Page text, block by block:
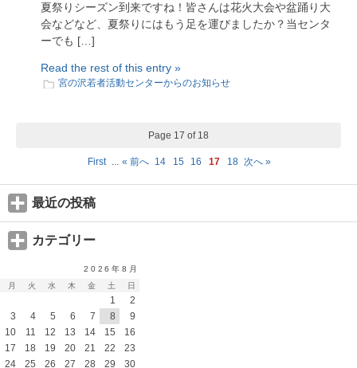
夏祭りシーズン到来ですね！皆さんは花火大会や盆踊り大
会などなど、夏祭りにはもう足を運びましたか？当センタ
ーでも […]
Read the rest of this entry »
宮の沢若者活動センターからのお知らせ
Page 17 of 18
First ... « 前へ 14 15 16 17 18 次へ »
最近の投稿
カテゴリー
2026年8月
月
火 水 木 金 土 日
1
2
3
4 5 6 7 8
9
10
11 12 13 14 15
16
17
18 19 20 21 22
23
24
25 26 27 28 29 30